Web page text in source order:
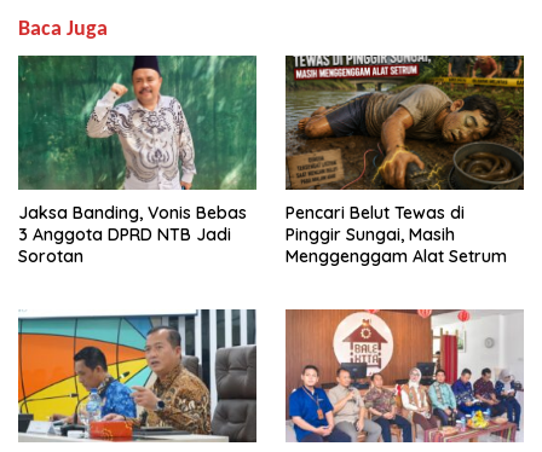
Baca Juga
Jaksa Banding, Vonis Bebas
3 Anggota DPRD NTB Jadi
Sorotan
Pencari Belut Tewas di
Pinggir Sungai, Masih
Menggenggam Alat Setrum